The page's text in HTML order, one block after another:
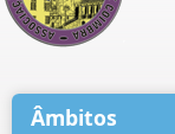
Âmbitos